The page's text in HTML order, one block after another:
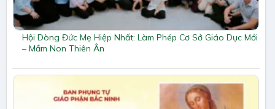
Hội Dòng Đức Mẹ Hiệp Nhất: Làm Phép Cơ Sở Giáo Dục Mới
– Mầm Non Thiên Ân